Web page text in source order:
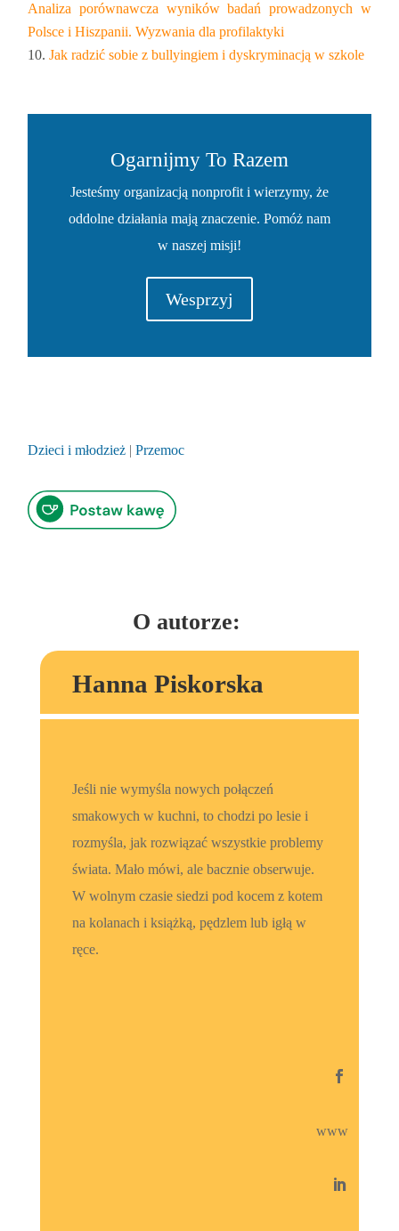
Analiza porównawcza wyników badań prowadzonych w
Polsce i Hiszpanii. Wyzwania dla profilaktyki
Jak radzić sobie z bullyingiem i dyskryminacją w szkole
Ogarnijmy To Razem
Jesteśmy organizacją nonprofit i wierzymy, że
oddolne działania mają znaczenie. Pomóż nam
w naszej misji!
Wesprzyj
Dzieci i młodzież |Przemoc
O autorze:
Hanna Piskorska
Jeśli nie wymyśla nowych połączeń
smakowych w kuchni, to chodzi po lesie i
rozmyśla, jak rozwiązać wszystkie problemy
świata. Mało mówi, ale bacznie obserwuje.
W wolnym czasie siedzi pod kocem z kotem
na kolanach i książką, pędzlem lub igłą w
ręce.

www
